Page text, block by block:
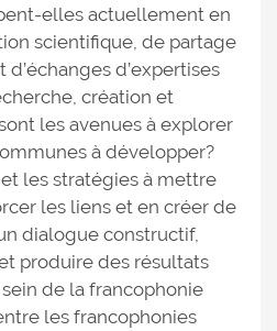
elles actuellement en
scientifique, de partage
d’expertises
création et
les avenues à explorer
à développer?
les stratégies à mettre
les liens et en créer de
dialogue constructif,
produire des résultats
de la francophonie
les francophonies